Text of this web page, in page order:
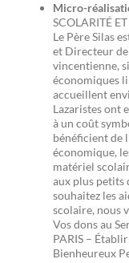
Micro-
SCOLARITÉ
Le Père Silas
et Directeur
vincentienne,
économiques
accueillent
Lazaristes ont
à un coût
bénéficient de
économique,
matériel
aux plus petits
souhaitez les
scolaire, nous
Vos dons au
PARIS –
Bienheureux